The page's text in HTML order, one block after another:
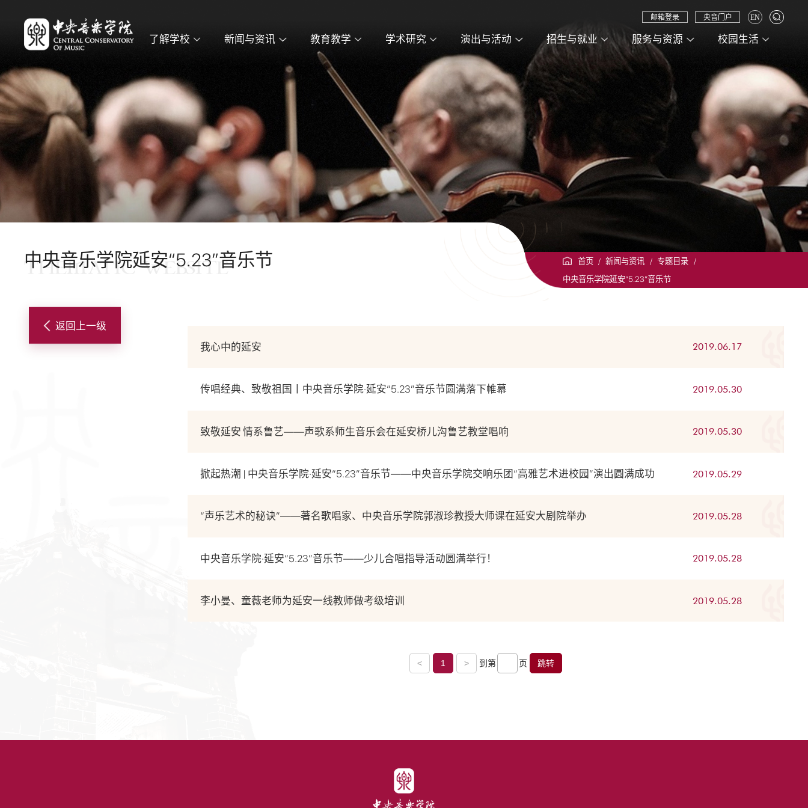
了解学校 新闻与资讯 教育教学 学术研究 演出与活动 招生与就业 服务与资源 校园生活
邮箱登录 央音门户 EN
中央音乐学院延安“5.23”音乐节
THEMATIC WEBSITE 首页 / 新闻与资讯 / 专题目录
/
中央音乐学院延安“5.23”音乐节
返回上一级
我心中的延安
2019.06.17
传唱经典、致敬祖国丨中央音乐学院·延安“5.23”音乐节圆满落下帷幕 2019.05.30
致敬延安 情系鲁艺——声歌系师生音乐会在延安桥儿沟鲁艺教堂唱响 2019.05.30
掀起热潮 | 中央音乐学院·延安“5.23”音乐节——中央音乐学院交响乐团“高雅艺术进校园”演出圆满成功 2019.05.29
“声乐艺术的秘诀”——著名歌唱家、中央音乐学院郭淑珍教授大师课在延安大剧院举办 2019.05.28
中央音乐学院·延安“5.23”音乐节——少儿合唱指导活动圆满举行！ 2019.05.28
李小曼、童薇老师为延安一线教师做考级培训 2019.05.28
< 1 > 到第 页 跳转